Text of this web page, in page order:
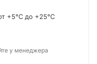
+5°С до +25°С
у менеджера